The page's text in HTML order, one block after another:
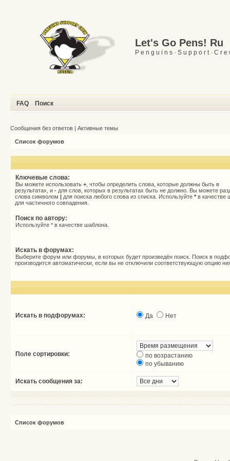
Let's Go Pens! Ru
P e n g u i n s · S u p p o r t · C r e
FAQ Поиск
Сообщения без ответов | Активные темы
Список форумов
Ключевые слова:
Вы можете использовать + , чтобы определить слова, которые должны быть в
результатах, и - для слов, которых в результатах быть не должно. Вы можете
слова символом | для поиска любого слова из списка. Используйте * в качестве
для частичного совпадения.
Поиск по автору:
Используйте * в качестве шаблона.
Искать в форумах:
Выберите форум или форумы, в которых будет произведён поиск. Поиск в
производится автоматически, если вы не отключили соответствующую опцию
Искать в подфорумах: Да Нет
Поле сортировки:
по возрастанию
по убыванию
Искать сообщения за:
Список форумов